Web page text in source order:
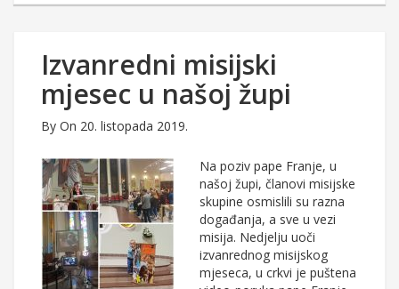
Izvanredni misijski
mjesec u našoj župi
By On 20. listopada 2019.
Na poziv pape Franje, u
našoj župi, članovi misijske
skupine osmislili su razna
događanja, a sve u vezi
misija. Nedjelju uoči
izvanrednog misijskog
mjeseca, u crkvi je puštena